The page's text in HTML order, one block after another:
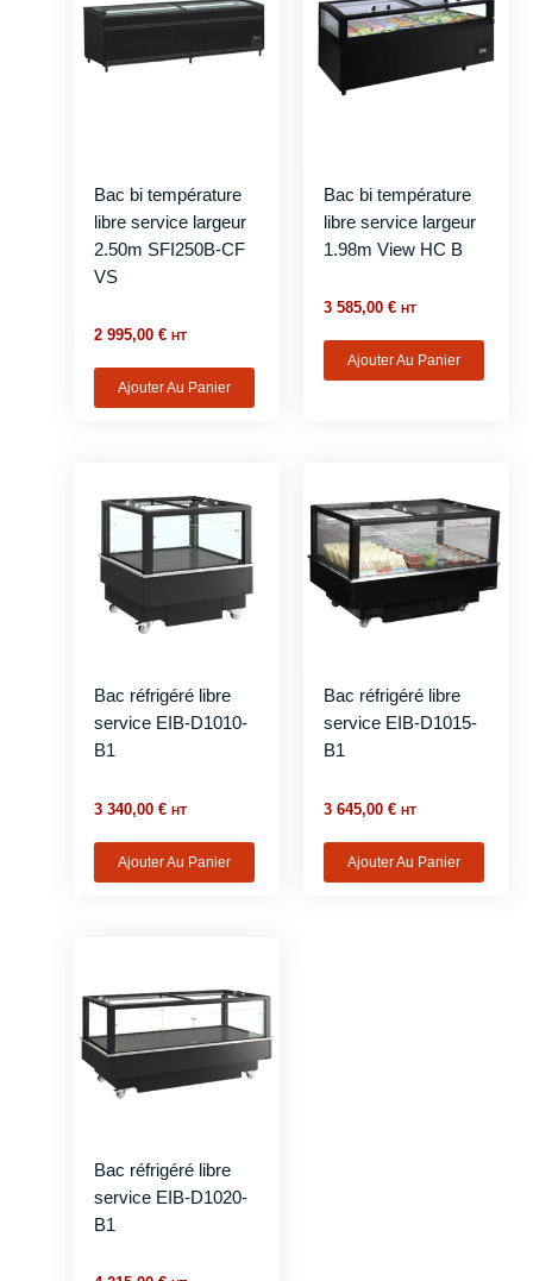
Bac bi température
libre service largeur
2.50m SFI250B-CF
VS
2 995,00 € HT
Ajouter Au Panier
Bac bi température
libre service largeur
1.98m View HC B
3 585,00 € HT
Ajouter Au Panier
Bac réfrigéré libre
service EIB-D1010-
B1
3 340,00 € HT
Ajouter Au Panier
Bac réfrigéré libre
service EIB-D1015-
B1
3 645,00 € HT
Ajouter Au Panier
Bac réfrigéré libre
service EIB-D1020-
B1